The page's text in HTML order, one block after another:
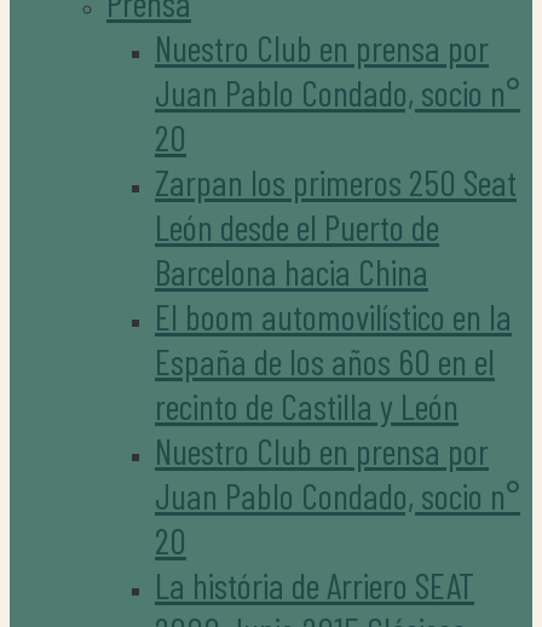
Nuestro Club en prensa por
Juan Pablo Condado, socio n°
20
Zarpan los primeros 250 Seat
León desde el Puerto de
Barcelona hacia China
El boom automovilístico en la
España de los años 60 en el
recinto de Castilla y León
Nuestro Club en prensa por
Juan Pablo Condado, socio n°
20
La história de Arriero SEAT